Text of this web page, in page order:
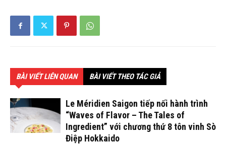
BÀI VIẾT LIÊN QUAN BÀI VIẾT THEO TÁC GIẢ
Le Méridien Saigon tiếp nối hành trình
“Waves of Flavor – The Tales of
Ingredient” với chương thứ 8 tôn vinh Sò
Điệp Hokkaido